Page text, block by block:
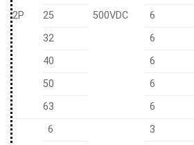
2P 500VDC
25
6
32
6
40
6
50
6
63
6
6
3